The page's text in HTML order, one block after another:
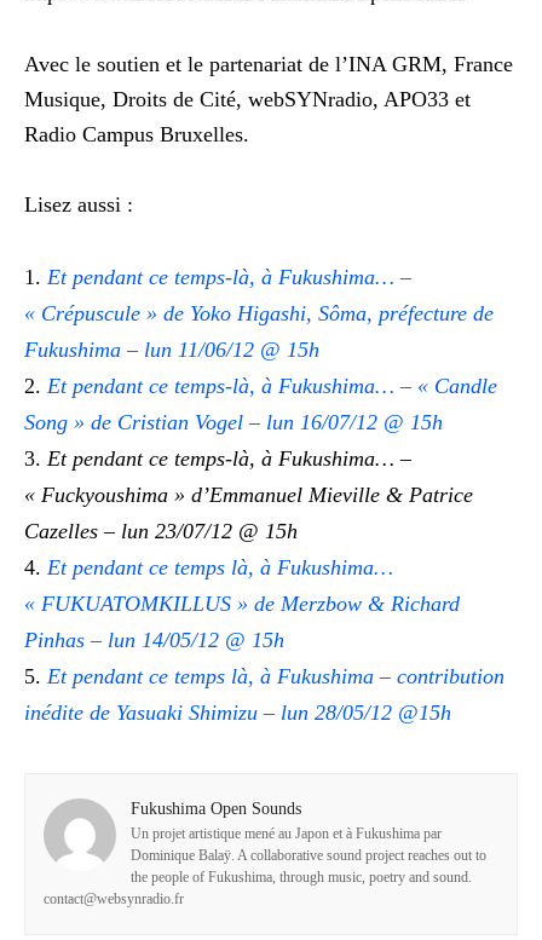
Avec le soutien et le partenariat de l’INA GRM, France
Musique, Droits de Cité, webSYNradio, APO33 et
Radio Campus Bruxelles.
Lisez aussi :
Et pendant ce temps-là, à Fukushima… –
« Crépuscule » de Yoko Higashi, Sôma, préfecture de
Fukushima – lun 11/06/12 @ 15h
Et pendant ce temps-là, à Fukushima… – « Candle
Song » de Cristian Vogel – lun 16/07/12 @ 15h
Et pendant ce temps-là, à Fukushima… –
« Fuckyoushima » d’Emmanuel Mieville & Patrice
Cazelles – lun 23/07/12 @ 15h
Et pendant ce temps là, à Fukushima…
« FUKUATOMKILLUS » de Merzbow & Richard
Pinhas – lun 14/05/12 @ 15h
Et pendant ce temps là, à Fukushima – contribution
inédite de Yasuaki Shimizu – lun 28/05/12 @15h
Fukushima Open Sounds
Un projet artistique mené au Japon et à Fukushima par
Dominique Balaÿ. A collaborative sound project reaches out to
the people of Fukushima, through music, poetry and sound.
contact@websynradio.fr